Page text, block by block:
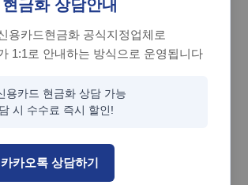
디지털 금융 변화와 스
트한 자산 관리
금화 상담안내
용카드현금화 공식지정업체로
1:1로 안내하는 방식으로 운영됩니다
용카드 현금화 상담 가능
시 수수료 즉시 할인!
카오톡 상담하기